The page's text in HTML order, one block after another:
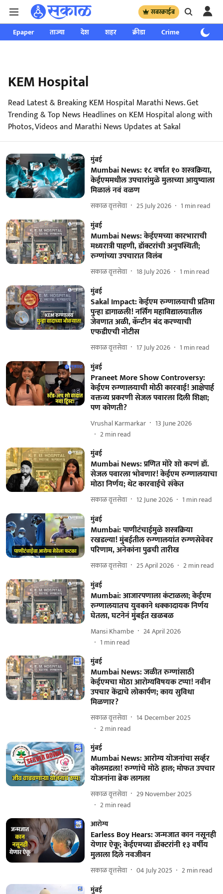
सबस्क्राईब
Epaper ताज्या देश शहर क्रीडा Crime साप्ताहिक
KEM Hospital
Read Latest & Breaking KEM Hospital Marathi News. Get
Trending & Top News Headlines on KEM Hospital along with
Photos, Videos and Marathi News Updates at Sakal
मुंबई
Mumbai News: १८ वर्षात १० शस्त्रक्रिया,
केईएममधील उपचारांमुळे मुलाच्या आयुष्याला
मिळालं नवं वळण
सकाळ वृत्तसेवा 25 July 2026 1 min read
मुंबई
Mumbai News: केईएमच्या कारभाराची
मध्यरात्री पाहणी, डॉक्टरांची अनुपस्थिती;
रुग्णांच्या उपचारात विलंब
सकाळ वृत्तसेवा 18 July 2026 1 min read
मुंबई
Sakal Impact: केईएम रुग्णालयाची प्रतिमा
पुन्हा डागाळली! नर्सिंग महाविद्यालयातील
जेवणात अळी, कॅन्टीन बंद करण्याची
एफडीएची नोटीस
सकाळ वृत्तसेवा 17 July 2026 1 min read
मुंबई
Praneet More Show Controversy:
केईएम रुग्णालयाची मोठी कारवाई! आक्षेपार्ह
वक्तव्य प्रकरणी सेजल पवारला दिली शिक्षा;
पण कोणती?
Vrushal Karmarkar
13 June 2026
2min read
मुंबई
Mumbai News: प्रणित मोरे शो करणं डॉ.
सेजल पवारला भोवणार! केईएम रुग्णालयाचा
मोठा निर्णय; थेट कारवाईचे संकेत
सकाळ वृत्तसेवा 12 June 2026 1 min read
मुंबई
Mumbai: पाणीटंचाईमुळे शस्त्रक्रिया
रखडल्या! मुंबईतील रुग्णालयांत रुग्णसेवेवर
परिणाम, अनेकांना पुढची तारीख
सकाळ वृत्तसेवा 25 April 2026 2min read
मुंबई
Mumbai: आजारपणाला कंटाळला; केईएम
रुग्णालयातच युवकाने धक्कादायक निर्णय
घेतला, घटनेनं मुंबईत खळबळ
Mansi Khambe
24 April 2026
1 min read
मुंबई
Mumbai News: जळीत रुग्णांसाठी
केईएमचा मोठा आरोग्यविषयक टप्पा! नवीन
उपचार केंद्राचे लोकार्पण; काय सुविधा
मिळणार?
सकाळ वृत्तसेवा
14 December 2025
2min read
मुंबई
Mumbai News: आरोग्य योजनांचा सर्व्हर
कोलमडला! रुग्णांचे मोठे हाल; मोफत उपचार
योजनांना ब्रेक लागला
सकाळ वृत्तसेवा
29 November 2025
2min read
आरोग्य
Earless Boy Hears: जन्मजात कान नसूनही
येणार ऐकू; केईएमच्या डॉक्टरांनी १३ वर्षीय
मुलाला दिले नवजीवन
सकाळ वृत्तसेवा 04 July 2025 2min read
मुंबई